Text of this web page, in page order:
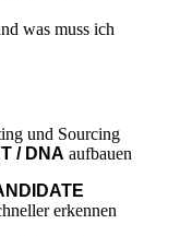
was muss ich
und Sourcing
/ DNA aufbauen
erkennen